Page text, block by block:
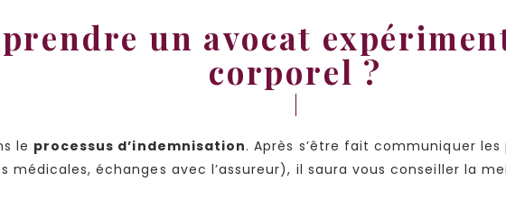
un avocat
corporel ?
le processus d’indemnisation. Après s’être fait communiquer
médicales, échanges avec l’assureur), il saura vous conseiller la